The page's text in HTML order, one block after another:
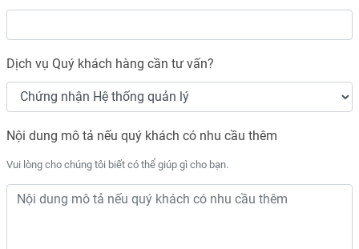
Dịch vụ Quý khách hàng cần tư vấn?
Nội dung mô tả nếu quý khách có nhu cầu thêm
Vui lòng cho chúng tôi biết có thể giúp gì cho bạn.